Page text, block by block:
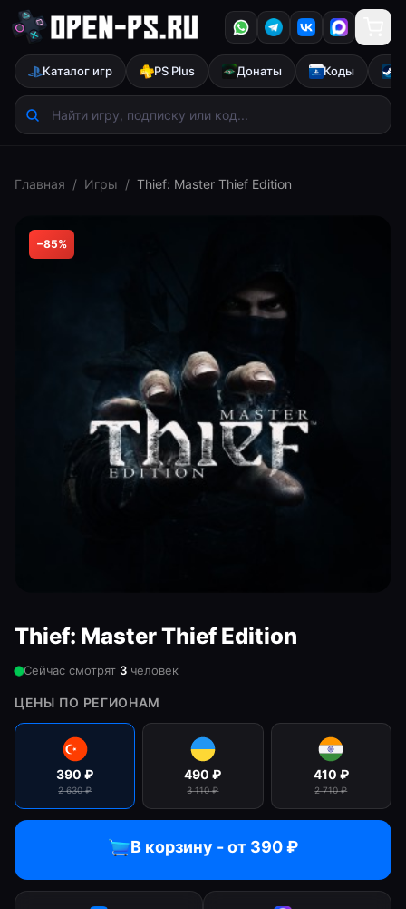
Каталог игр PS Plus Донаты Коды
Главная / Игры / Thief: Master Thief Edition
−85%
Thief: Master Thief Edition
Сейчас смотрят 3 человек
ЦЕНЫ ПО РЕГИОНАМ
390 ₽
2 630₽
490 ₽
3 110₽
410 ₽
2 710₽
В корзину - от 390₽